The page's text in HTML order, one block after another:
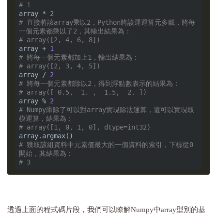
# 1
array * 2
# 直接將該array乘以2，Python將該運運算元多載，將每
一個元素都乘以了2，其輸出結果為：
# array([2, 4, 6, 8])
array + 1
# 將每一個元素都加上1，輸出結果為：
# array([2, 3, 4, 5])
array / 2
# 將每一個元素都除以2，得到浮點數表示的結果為：
# array([ 0.5,  1. ,  1.5,  2. ])
array % 2
# Numpy庫除了可以對array實現除法運算，還可以實現取
模運算，結果為：
# array([1, 0, 1, 0], dtype=int32)
# 獲取該組資料中元素值最大的一個資料的索引，下標從0
開始，其結果為：
# 3
透過上面的程式碼片段，我們可以瞭解Numpy中array型別的基